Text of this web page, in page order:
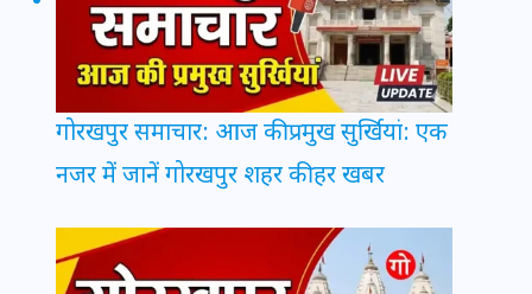
गोरखपुर समाचार: आज की प्रमुख सुर्खियां: एक
नजर में जानें गोरखपुर शहर की हर खबर